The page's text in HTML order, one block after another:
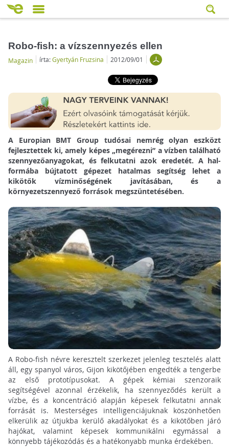
Robo-fish: a vízszennyezés ellen
Magazin írta:Gyertyán Fruzsina 2012/09/01
A Europian BMT Group tudósai nemrég olyan eszközt
fejlesztettek ki, amely képes „megérezni” a vízben található
szennyezőanyagokat, és felkutatni azok eredetét. A hal-
formába bújtatott gépezet hatalmas segítség lehet a
kikötők vízminőségének javításában, és a
környezetszennyező források megszüntetésében.
A Robo-fish névre keresztelt szerkezet jelenleg tesztelés alatt
áll, egy spanyol város, Gijon kikötőjében engedték a tengerbe
az első prototípusokat. A gépek kémiai szenzoraik
segítségével azonnal érzékelik, ha szennyeződés került a
vízbe, és a koncentráció alapján képesek felkutatni annak
forrását is. Mesterséges intelligenciájuknak köszönhetően
elkerülik az útjukba kerülő akadályokat és a kikötőben járó
hajókat, valamint képesek kommunikálni egymással a
könnyebb tájékozódás és a hatékonyabb munka érdekében.